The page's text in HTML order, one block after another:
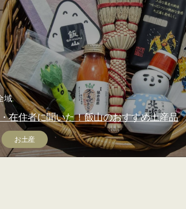
域
在住者に聞いた！飯山のおすすめ土産品
お土産